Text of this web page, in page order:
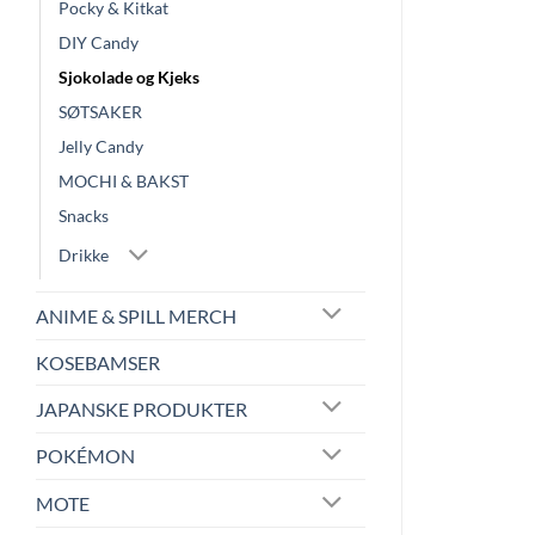
Pocky & Kitkat
DIY Candy
Sjokolade og Kjeks
SØTSAKER
Jelly Candy
MOCHI & BAKST
Snacks
Drikke
ANIME & SPILL MERCH
KOSEBAMSER
JAPANSKE PRODUKTER
POKÉMON
MOTE